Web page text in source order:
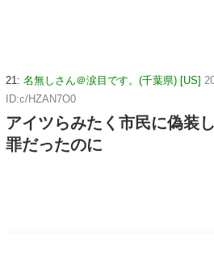
21: 名無しさん＠涙目です。(千葉県) [US]
ID:c/HZAN7O0
アイツらみたく市民に偽装
罪だったのに